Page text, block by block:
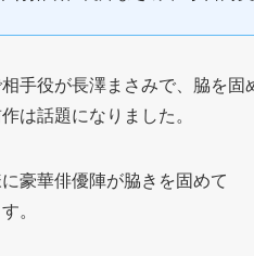
手役が長澤まさみで、脇を固
は話題になりました。
豪華俳優陣が脇きを固めて
。